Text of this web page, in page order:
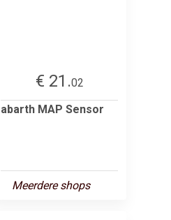
€ 21.02
abarth MAP Sensor
Meerdere shops